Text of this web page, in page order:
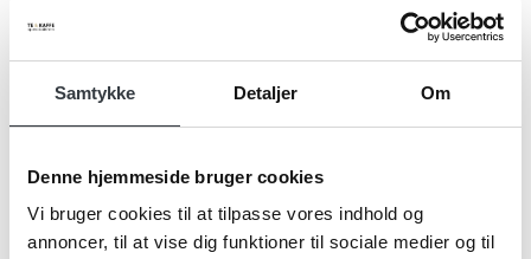
Samtykke Detaljer Om
Denne hjemmeside bruger cookies
Vi bruger cookies til at tilpasse vores indhold og
annoncer, til at vise dig funktioner til sociale medier og til
Navn*
Firma*